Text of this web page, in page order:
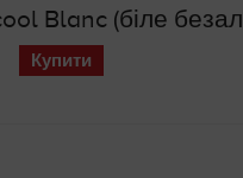
Купити